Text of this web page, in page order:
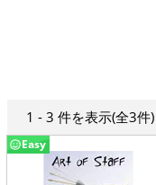
1 - 3 件を表示(全3件)
Easy